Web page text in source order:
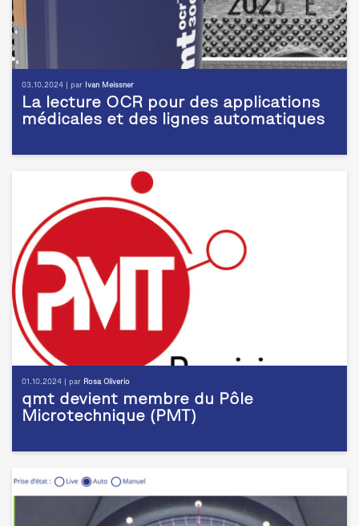
03.10.2024 | par Ivan Meissner
La lecture OCR pour des applications
médicales et des lignes automatiques
01.10.2024 | par Rosa Oliverio
qmt devient membre du Pôle
Microtechnique (PMT)